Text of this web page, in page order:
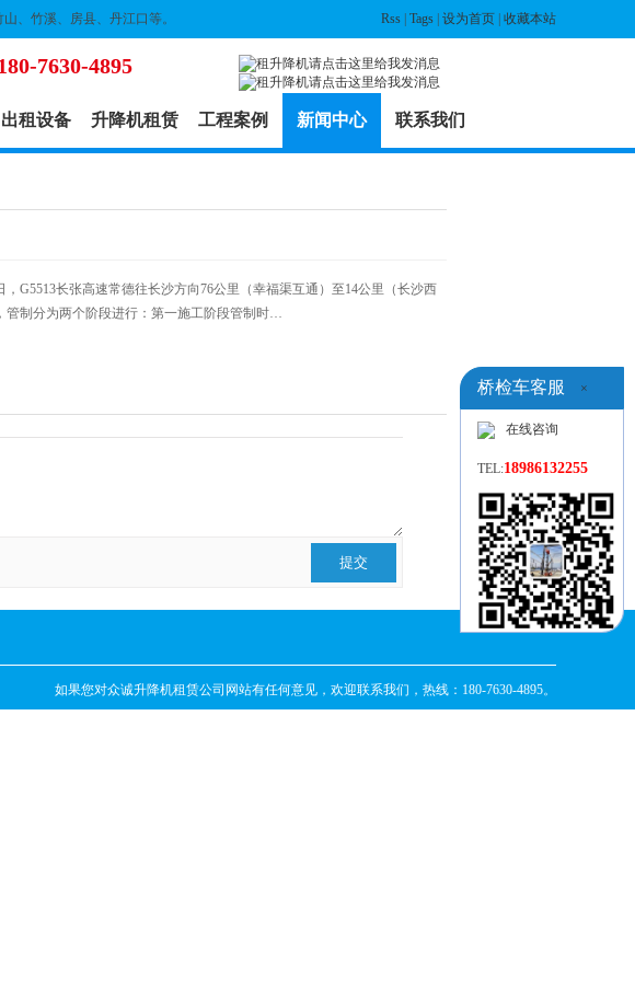
、竹溪、房县、丹江口等。 Rss Tags 设为首页 收藏本站
7630-4895
出租设备 升降机租赁 工程案例 新闻中心 联系我们
G5513长张高速常德往长沙方向76公里（幸福渠互通）至14公里（长沙西
管制分为两个阶段进行：第一施工阶段管制时…
如果您对众诚升降机租赁公司 网站有任何意见，欢迎联系我们，热线：180-7630-4895。
桥检车客服 ×
在线咨询
TEL:18986132255